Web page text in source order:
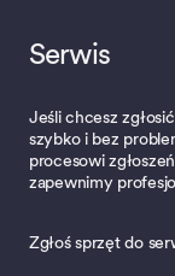
Serwis
Jeśli chcesz
szybko i bez
procesowi
zapewnimy
Zgłoś sprzęt do